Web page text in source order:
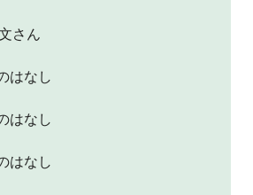
さん
なし
なし
なし